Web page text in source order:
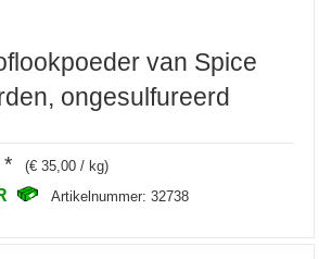
van Spice
ongesulfureerd
(€ 35,00 / kg)
Artikelnummer: 32738